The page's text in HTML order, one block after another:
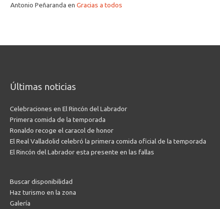
Antonio Peñaranda enGracias a todos
Últimas noticias
Celebraciones en El Rincón del Labrador
Primera comida de la temporada
Ronaldo recoge el caracol de honor
El Real Valladolid celebró la primera comida oficial de la temporada
El Rincón del Labrador esta presente en las fallas
Buscar disponibilidad
Haz turismo en la zona
Galería